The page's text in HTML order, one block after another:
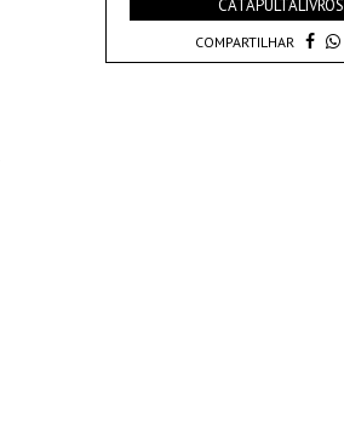
CATAPULTALIVROS
COMPARTILHAR